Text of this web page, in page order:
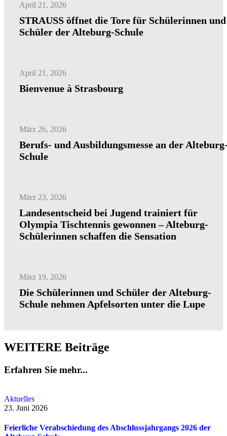
April 21, 2026
STRAUSS öffnet die Tore für Schülerinnen und
Schüler der Alteburg-Schule
April 21, 2026
Bienvenue à Strasbourg
März 26, 2026
Berufs- und Ausbildungsmesse an der
Schule
März 23, 2026
Landesentscheid bei Jugend trainiert für
Olympia Tischtennis gewonnen – Alteburg-
Schülerinnen schaffen die Sensation
März 19, 2026
Die Schülerinnen und Schüler der Alteburg-
Schule nehmen Apfelsorten unter die Lupe
WEITERE Beiträge
Erfahren Sie mehr...
Aktuelles
23. Juni 2026
Feierliche Verabschiedung des Abschlussjahrgangs 2026 der